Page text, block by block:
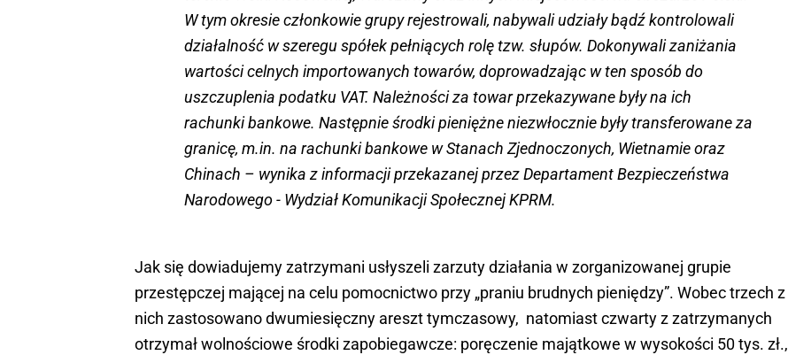
W tym okresie członkowie grupy rejestrowali, nabywali udziały bądź kontrolowali
działalność w szeregu spółek pełniących rolę tzw. słupów. Dokonywali zaniżania
wartości celnych importowanych towarów, doprowadzając w ten sposób do
uszczuplenia podatku VAT. Należności za towar przekazywane były na ich
rachunki bankowe. Następnie środki pieniężne niezwłocznie były transferowane za
granicę, m.in. na rachunki bankowe w Stanach Zjednoczonych, Wietnamie oraz
Chinach – wynika z informacji przekazanej przez Departament Bezpieczeństwa
Narodowego - Wydział Komunikacji Społecznej KPRM.
Jak się dowiadujemy zatrzymani usłyszeli zarzuty działania w zorganizowanej grupie
przestępczej mającej na celu pomocnictwo przy „praniu brudnych pieniędzy”. Wobec trzech z
nich zastosowano dwumiesięczny areszt tymczasowy, natomiast czwarty z zatrzymanych
otrzymał wolnościowe środki zapobiegawcze: poręczenie majątkowe w wysokości 50 tys. zł.,